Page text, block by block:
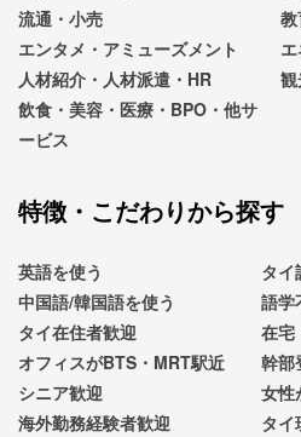
流通・小売
エンタメ・アミューズメント
人材紹介・人材派遣・HR
飲食・美容・医療・BPO・他サ
ービス
特徴・こだわりから探す
英語を使う
タイ
中国語/韓国語を使う
語学
タイ在住者歓迎
在宅
オフィスがBTS・MRT駅近
幹部
シニア歓迎
女性
海外勤務経験者歓迎
タイ